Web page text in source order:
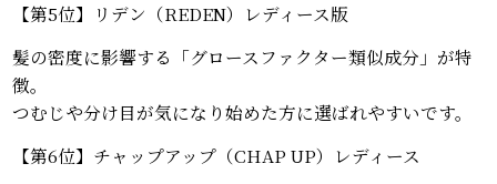
【第5位】リデン（REDEN）レディース版
髪の密度に影響する「グロースファクター類似成分」が特
徴。
つむじや分け目が気になり始めた方に選ばれやすいです。
【第6位】チャップアップ（CHAP UP）レディース